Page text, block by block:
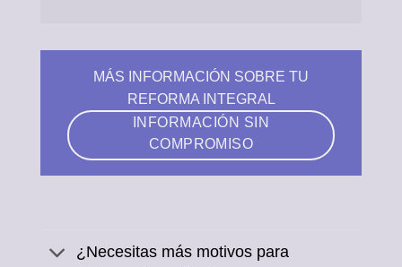
MÁS INFORMACIÓN SOBRE TU
REFORMA INTEGRAL
INFORMACIÓN SIN
COMPROMISO
¿Necesitas más motivos para